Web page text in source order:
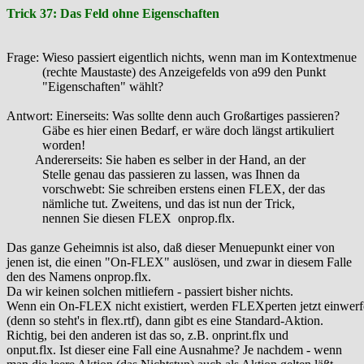
Trick 37: Das Feld ohne Eigenschaften
Frage: Wieso passiert eigentlich nichts, wenn man im Kontextmenue
(rechte Maustaste) des Anzeigefelds von a99 den Punkt
"Eigenschaften" wählt?
Antwort: Einerseits: Was sollte denn auch Großartiges passieren?
Gäbe es hier einen Bedarf, er wäre doch längst artikuliert
worden!
Andererseits: Sie haben es selber in der Hand, an der
Stelle genau das passieren zu lassen, was Ihnen da
vorschwebt: Sie schreiben erstens einen FLEX, der das
nämliche tut. Zweitens, und das ist nun der Trick,
nennen Sie diesen FLEX onprop.flx.
Das ganze Geheimnis ist also, daß dieser Menuepunkt einer von
jenen ist, die einen "On-FLEX" auslösen, und zwar in diesem Falle
den des Namens onprop.flx.
Da wir keinen solchen mitliefern - passiert bisher nichts.
Wenn ein On-FLEX nicht existiert, werden FLEXperten jetzt
(denn so steht's in flex.rtf), dann gibt es eine Standard-Aktion.
Richtig, bei den anderen ist das so, z.B. onprint.flx und
onput.flx. Ist dieser eine Fall eine Ausnahme? Je nachdem - wenn